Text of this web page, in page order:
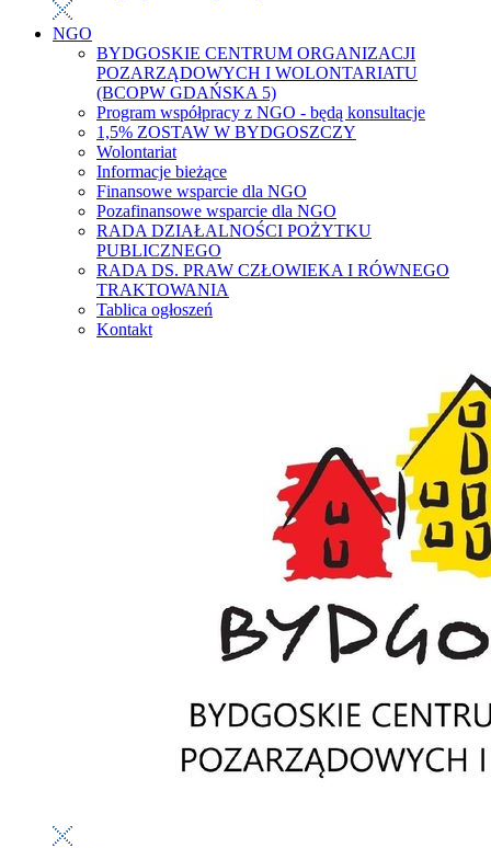
NGO
BYDGOSKIE CENTRUM ORGANIZACJI
POZARZĄDOWYCH I WOLONTARIATU
(BCOPW GDAŃSKA 5)
Program współpracy z NGO - będą konsultacje
1,5% ZOSTAW W BYDGOSZCZY
Wolontariat
Informacje bieżące
Finansowe wsparcie dla NGO
Pozafinansowe wsparcie dla NGO
RADA DZIAŁALNOŚCI POŻYTKU
PUBLICZNEGO
RADA DS. PRAW CZŁOWIEKA I RÓWNEGO
TRAKTOWANIA
Tablica ogłoszeń
Kontakt